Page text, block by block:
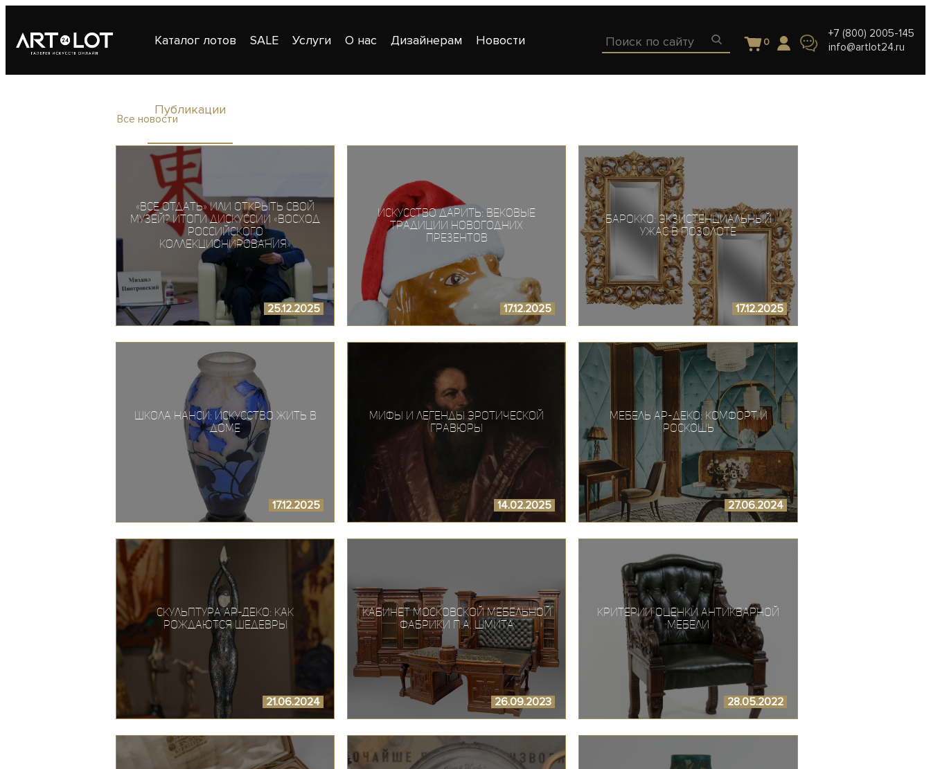
Каталог лотов SALE Услуги О нас Дизайнерам Новости
Публикации
0
+7 (800) 2005-145
info@artlot24.ru
Все новости
«Все отдать» или открыть свой
музей? Итоги дискуссии «Восход
российского
коллекционирования»
25.12.2025
Искусство дарить: вековые
традиции новогодних
презентов
17.12.2025
Барокко: Экзистенциальный
ужас в позолоте
17.12.2025
Школа Нанси: Искусство жить в
доме
17.12.2025
Мифы и легенды эротической
гравюры
14.02.2025
Мебель ар-деко: комфорт и
роскошь
27.06.2024
Скульптура Ар-Деко: как
рождаются шедевры
21.06.2024
Кабинет московской мебельной
фабрики П.А. Шмита
26.09.2023
Критерии оценки антикварной
мебели
28.05.2022